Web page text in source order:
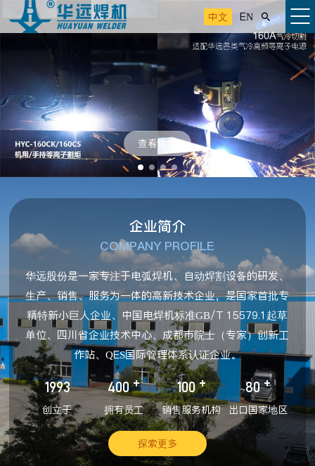
中文 EN 
查看详情
企业简介
COMPANY PROFILE
华远股份是一家专注于电弧焊机、自动焊割设备的研发、
生产、销售、服务为一体的高新技术企业，是国家首批专
精特新小巨人企业、中国电焊机标准GB/T 15579.1起草
单位、四川省企业技术中心、成都市院士（专家）创新工
作站、QES国际管理体系认证企业。
1993
创立于
400 +
拥有员工
100 +
销售服务机构
80 +
出口国家地区
探索更多